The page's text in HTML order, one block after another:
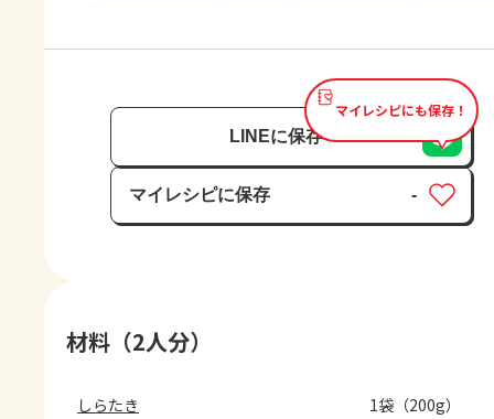
マイレシピにも保存！
LINEに保存
マイレシピに保存
保存済み
-
材料（2人分）
しらたき 1袋（200g）